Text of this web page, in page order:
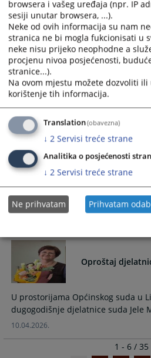
Određen pritvor
Banja Luke
Određen pritvor osumnjičeniku
Prijedlogu za određivanje pritvora
Kantona 10 Livno od 22.05.2026.
25.05.2026.
Stupanje na
pravosudnih
VSTV BiH je na sjednici održanoj
godine, donijelo odluku o
nositelja pravosudnih funkcija
Oproštaj
U prostorijama Općinskog suda u
dugogodišnje djelatnice suda Jele
10.04.2026.
1 - 6 / 35
browsera i vašeg uređaja (npr. IP
sesiji unutar browsera, ...).
Neke od ovih informacija su nam
stranica ne bi mogla fukcionisati u
neke nisu prijeko neophodne a
procjenu nivoa posjećenosti,
stranice...).
Na ovom mjestu možete dozvoliti
korištenje tih informacija.
Translation(obavezna)
↓ 2 Servisi treće strane
Analitika o posjećenosti
↓ 2 Servisi treće strane
Ne prihvatam Prihvatam